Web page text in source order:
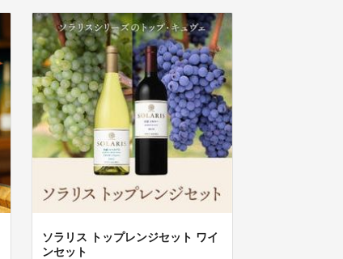
ソラリス トップレンジセット ワイ
ンセット